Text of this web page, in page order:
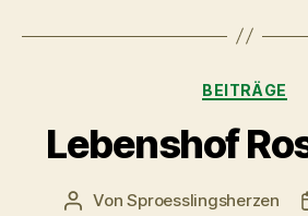
BEITRÄGE
Lebenshof
Beitragsautor
VonSproesslingsherzen